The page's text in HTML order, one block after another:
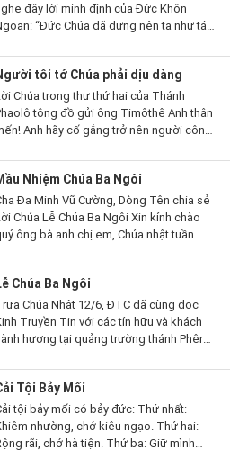
đây lời minh định của Đức Khôn
“Đức Chúa đã dựng nên ta như tác
của Người từ thời xa...
tôi tớ Chúa phải dịu dàng
Chúa trong thư thứ hai của Thánh
tông đồ gửi ông Timôthê Anh thân
Anh hãy cố gắng trở nên người công
hòa cùng những ai kêu...
Nhiệm Chúa Ba Ngôi
Đa Minh Vũ Cường, Dòng Tên chia sẻ
Chúa Lễ Chúa Ba Ngôi Xin kính chào
ông bà anh chị em, Chúa nhật tuần
Ngôi: Chúa Cha,...
Chúa Ba Ngôi
Chúa Nhật 12/6, ĐTC đã cùng đọc
Truyền Tin với các tín hữu và khách
hương tại quảng trường thánh Phêrô.
đông tín hữu đến từ rất...
Tội Bảy Mối
tội bảy mối có bảy đức: Thứ nhất:
nhường, chớ kiêu ngạo. Thứ hai:
rãi, chớ hà tiện. Thứ ba: Giữ mình